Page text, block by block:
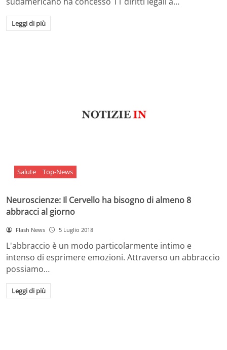
Leggi di più
Salute Top-News
Neuroscienze: Il Cervello ha bisogno di almeno 8
abbracci al giorno
Flash News 5 Luglio 2018
L'abbraccio è un modo particolarmente intimo e
intenso di esprimere emozioni. Attraverso un abbraccio
possiamo…
Leggi di più